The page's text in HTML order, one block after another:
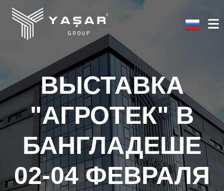
ВЫСТАВКА
"АГРОТЕК" В
БАНГЛАДЕШЕ
02-04 ФЕВРАЛЯ